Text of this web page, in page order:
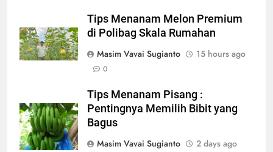
Tips Menanam Melon Premium
di Polibag Skala Rumahan
Masim Vavai Sugianto
15 hours ago
0
Tips Menanam Pisang :
Pentingnya Memilih Bibit yang
Bagus
Masim Vavai Sugianto
2 days ago